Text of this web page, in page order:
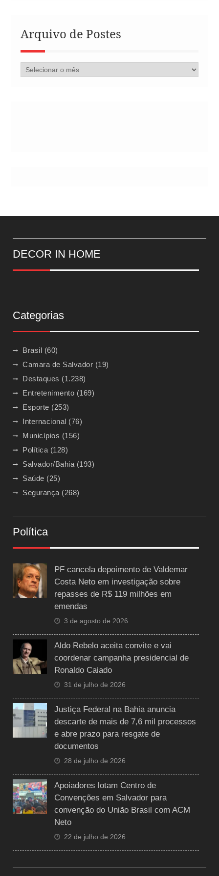
Arquivo de Postes
Arquivo
de
DECOR IN HOME
Categorias
Brasil (60)
Camara de Salvador (19)
Destaques (1.238)
Entretenimento (169)
Esporte (253)
Internacional (76)
Municípios (156)
Política (128)
Salvador/Bahia (193)
Saúde (25)
Segurança (268)
Política
PF cancela depoimento de Valdemar
Costa Neto em investigação sobre
repasses de R$ 119 milhões em
emendas
3 de agosto de 2026
Aldo Rebelo aceita convite e vai
coordenar campanha presidencial de
Ronaldo Caiado
31 de julho de 2026
Justiça Federal na Bahia anuncia
descarte de mais de 7,6 mil processos
e abre prazo para resgate de
documentos
28 de julho de 2026
Apoiadores lotam Centro de
Convenções em Salvador para
convenção do União Brasil com ACM
Neto
22 de julho de 2026